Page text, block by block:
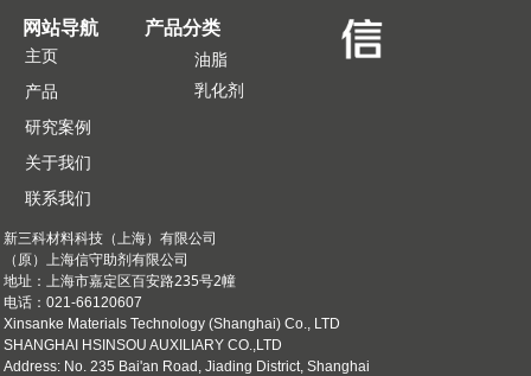
主页
产品
研究案例
关于我们
联系我们
油脂
乳化剂
网站导航 产品分类
新三科材料科技（上海）有限公司
（原）上海信守助剂有限公司
地址： 上海市嘉定区百安路235号2幢
电话：021-66120607
Xinsanke Materials Technology (Shanghai) Co., LTD
SHANGHAI HSINSOU AUXILIARY CO.,LTD
Address: No. 235 Bai'an Road, Jiading District, Shanghai